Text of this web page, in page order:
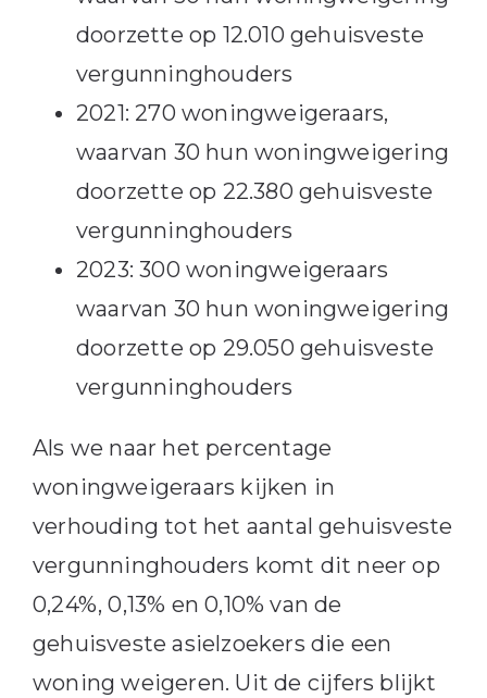
doorzette op 12.010 gehuisveste
vergunninghouders
2021: 270 woningweigeraars,
waarvan 30 hun woningweigering
doorzette op 22.380 gehuisveste
vergunninghouders
2023: 300 woningweigeraars
waarvan 30 hun woningweigering
doorzette op 29.050 gehuisveste
vergunninghouders
Als we naar het percentage
woningweigeraars kijken in
verhouding tot het aantal gehuisveste
vergunninghouders komt dit neer op
0,24%, 0,13% en 0,10% van de
gehuisveste asielzoekers die een
woning weigeren. Uit de cijfers blijkt